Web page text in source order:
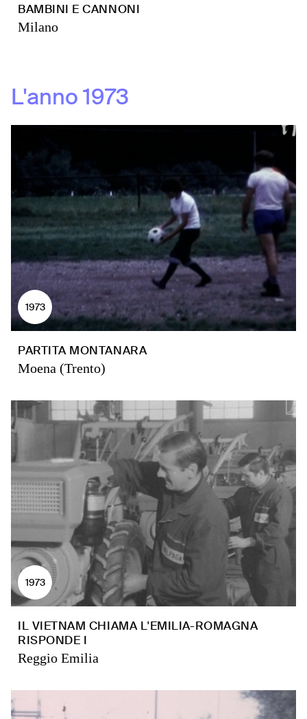
BAMBINI E CANNONI
Milano
L'anno1973
1973
PARTITA MONTANARA
Moena (Trento)
1973
IL VIETNAM CHIAMA L'EMILIA-ROMAGNA
RISPONDE I
Reggio Emilia